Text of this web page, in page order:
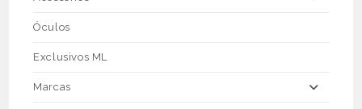
Óculos
Exclusivos ML
Marcas